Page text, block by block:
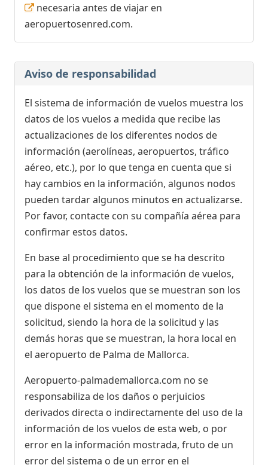
necesaria antes de viajar en
aeropuertosenred.com.
Aviso de responsabilidad
El sistema de información de vuelos muestra los
datos de los vuelos a medida que recibe las
actualizaciones de los diferentes nodos de
información (aerolíneas, aeropuertos, tráfico
aéreo, etc.), por lo que tenga en cuenta que si
hay cambios en la información, algunos nodos
pueden tardar algunos minutos en actualizarse.
Por favor, contacte con su compañía aérea para
confirmar estos datos.
En base al procedimiento que se ha descrito
para la obtención de la información de vuelos,
los datos de los vuelos que se muestran son los
que dispone el sistema en el momento de la
solicitud, siendo la hora de la solicitud y las
demás horas que se muestran, la hora local en
el aeropuerto de Palma de Mallorca.
Aeropuerto-palmademallorca.com no se
responsabiliza de los daños o perjuicios
derivados directa o indirectamente del uso de la
información de los vuelos de esta web, o por
error en la información mostrada, fruto de un
error del sistema o de un error en el